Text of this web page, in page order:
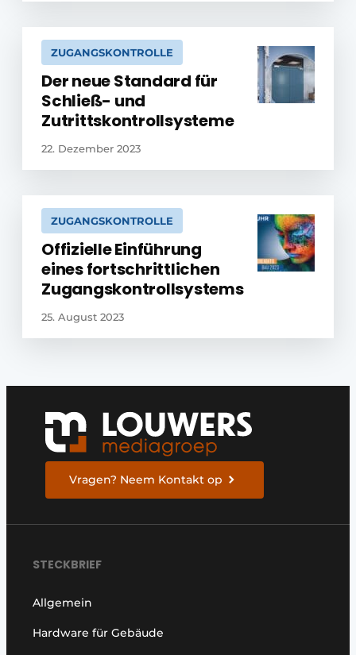
ZUGANGSKONTROLLE
Der neue Standard für
Schließ- und
Zutrittskontrollsysteme
22. Dezember 2023
ZUGANGSKONTROLLE
Offizielle Einführung
eines fortschrittlichen
Zugangskontrollsystems
25. August 2023
Vragen? Neem Kontakt op
STECKBRIEF
Allgemein
Hardware für Gebäude